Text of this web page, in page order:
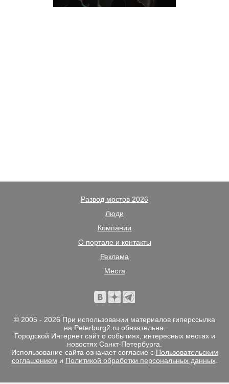
Развод мостов 2026
Люди
Компании
О портале и контакты
Реклама
Места
© 2005 - 2026 При использовании материалов гиперссылка
на Peterburg2.ru обязательна.
Городской Интернет сайт о событиях, интересных местах и
новостях Санкт-Петербурга.
Использование сайта означает согласие с Пользовательским
соглашением и Политикой обработки персональных данных.